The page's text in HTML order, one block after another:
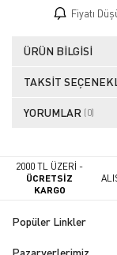
Fiyatı
ÜRÜN BILGISI
TAKSIT
YORUMLAR (0)
2000 TL ÜZERİ -
ÜCRETSİZ
KARGO
Popüler Linkler